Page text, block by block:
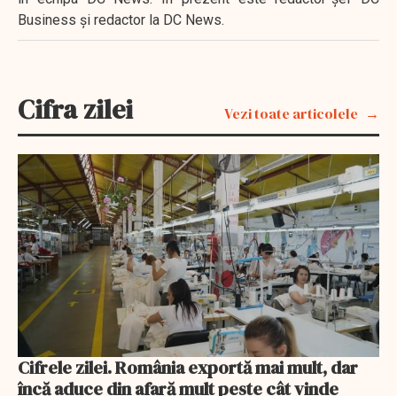
Business şi redactor la DC News.
Cifra zilei Vezi toate articolele
Cifrele zilei. România exportă mai mult, dar
încă aduce din afară mult peste cât vinde